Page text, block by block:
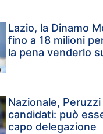
Lazio, la Dinamo
fino a 18 milioni
la pena venderlo
Nazionale,
candidati: può
capo delegazione